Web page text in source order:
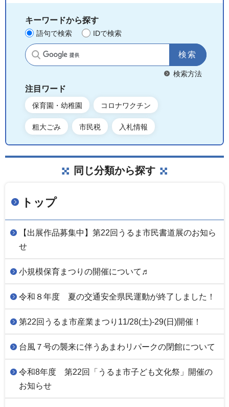
キーワードから探す
語句で検索 IDで検索
サイト内検索
検索方法
注目ワード
保育園・幼稚園 コロナワクチン
粗大ごみ 市民税 入札情報
同じ分類から探す
トップ
【出展作品募集中】第22回うるま市民書道展のお知ら
せ
小規模保育まつりの開催について♬
令和８年度 夏の交通安全県民運動が終了しました！
第22回うるま市産業まつり11/28(土)-29(日)開催！
台風７号の襲来に伴うあまわリパークの閉館について
令和8年度 第22回「うるま市子ども文化祭」開催の
お知らせ